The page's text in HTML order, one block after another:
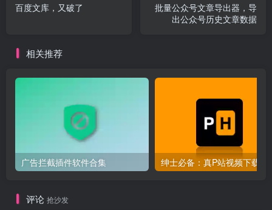
百度文库，又破了
批量公众号文章导出器，导
出公众号历史文章数据
相关推荐
广告拦截插件软件合集
评论 抢沙发